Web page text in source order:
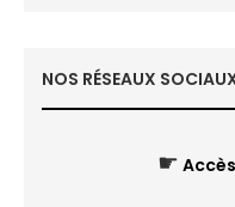
NOS RÉSEAUX
☛